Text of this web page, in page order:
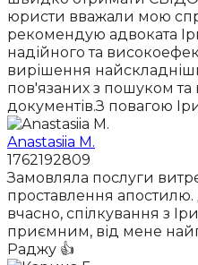
юристи вважали мою
рекомендую адвоката
надійного та
вирішення
пов'язаних з пошуком та
документів.З повагою
Anastasiia M.
1762192809
Замовляла послуги
проставлення
вчасно, спілкування з
приємним, від мене
Раджу 👍